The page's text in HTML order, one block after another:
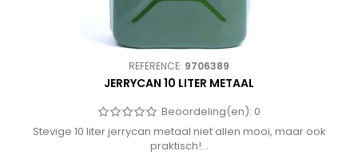
REFERENCE: 9706389
JERRYCAN 10 LITER METAAL
Beoordeling(en): 0
Stevige 10 liter jerrycan metaal niet allen mooi, maar ook
praktisch!...